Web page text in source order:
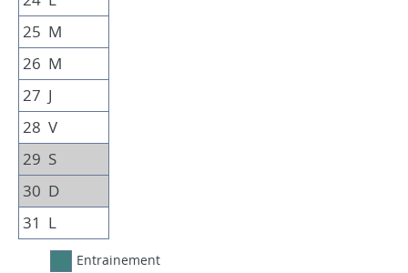
25 M
26 M
27 J
28 V
29 S
30 D
31 L
Entrainement